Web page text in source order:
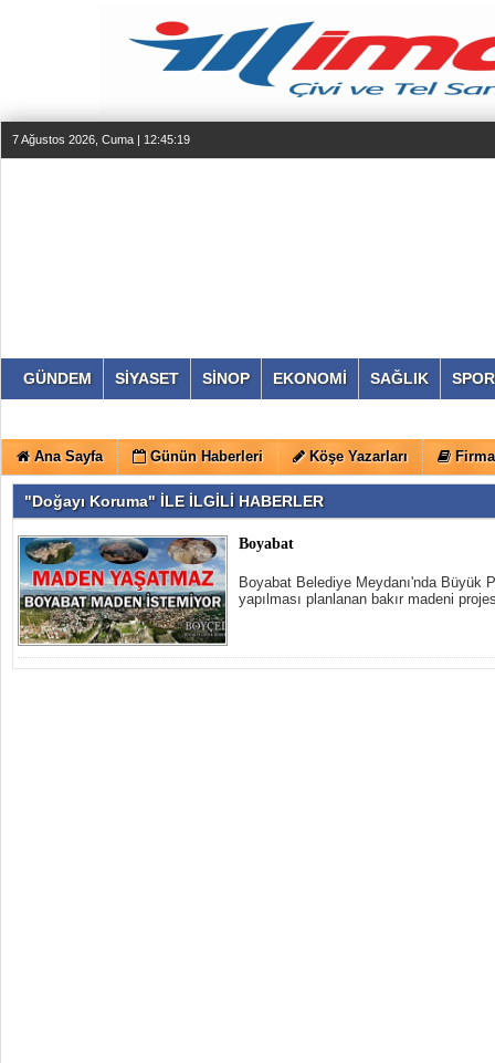
7 Ağustos 2026, Cuma | 12:45:20
GÜNDEM SİYASET SİNOP EKONOMİ SAĞLIK SPOR
Ana Sayfa Günün Haberleri Köşe Yazarları
"Doğayı Koruma" İLE İLGİLİ HABERLER
Boyabat
Boyabat Belediye Meydanı'nda Büyük
yapılması planlanan bakır madeni